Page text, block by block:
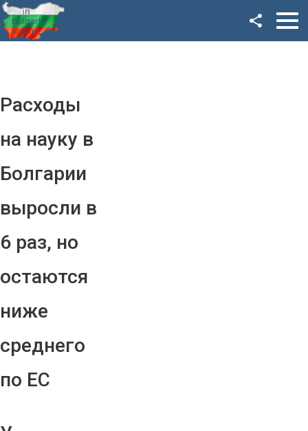
Расходы
на науку в
Болгарии
выросли в
6 раз, но
остаются
ниже
среднего
по ЕС